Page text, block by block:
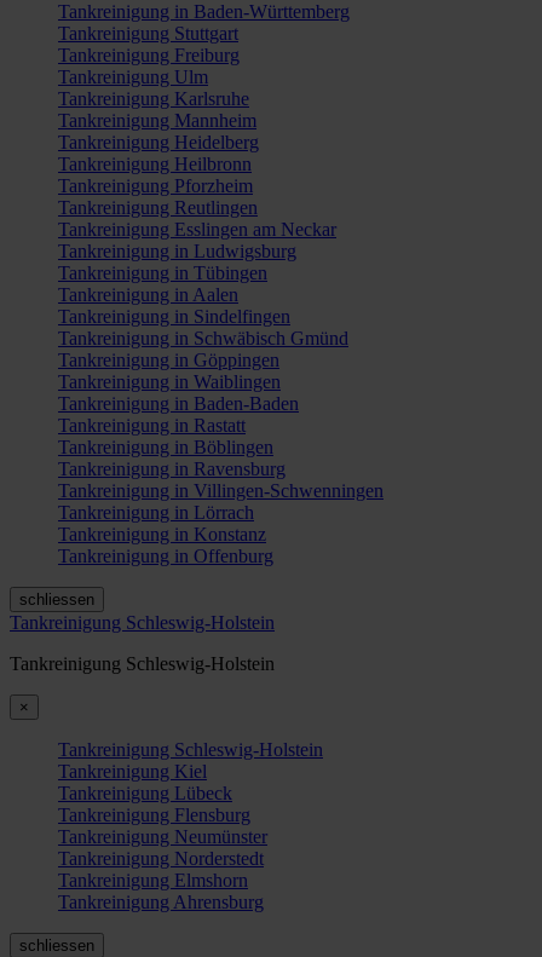
Tankreinigung in Baden-Württemberg
Tankreinigung Stuttgart
Tankreinigung Freiburg
Tankreinigung Ulm
Tankreinigung Karlsruhe
Tankreinigung Mannheim
Tankreinigung Heidelberg
Tankreinigung Heilbronn
Tankreinigung Pforzheim
Tankreinigung Reutlingen
Tankreinigung Esslingen am Neckar
Tankreinigung in Ludwigsburg
Tankreinigung in Tübingen
Tankreinigung in Aalen
Tankreinigung in Sindelfingen
Tankreinigung in Schwäbisch Gmünd
Tankreinigung in Göppingen
Tankreinigung in Waiblingen
Tankreinigung in Baden-Baden
Tankreinigung in Rastatt
Tankreinigung in Böblingen
Tankreinigung in Ravensburg
Tankreinigung in Villingen-Schwenningen
Tankreinigung in Lörrach
Tankreinigung in Konstanz
Tankreinigung in Offenburg
schliessen
Tankreinigung Schleswig-Holstein
Tankreinigung Schleswig-Holstein
×
Tankreinigung Schleswig-Holstein
Tankreinigung Kiel
Tankreinigung Lübeck
Tankreinigung Flensburg
Tankreinigung Neumünster
Tankreinigung Norderstedt
Tankreinigung Elmshorn
Tankreinigung Ahrensburg
schliessen